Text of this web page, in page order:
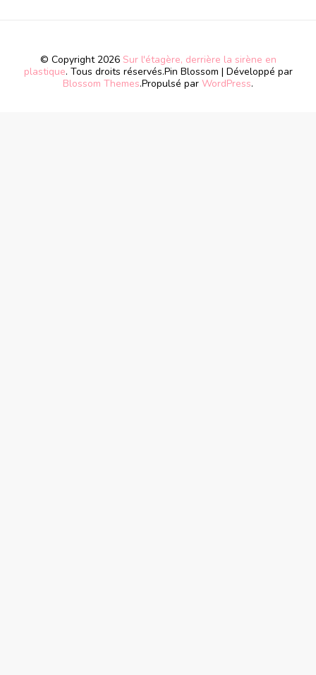
© Copyright 2026 Sur l'étagère, derrière la sirène en
plastique. Tous droits réservés.Pin Blossom | Développé par
Blossom Themes.Propulsé par WordPress.